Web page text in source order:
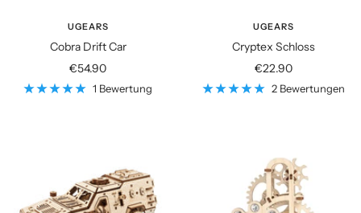
UGEARS
Cobra Drift Car
Angebotspreis
€54.90
1 Bewertung
UGEARS
Cryptex Schloss
Angebotspreis
€22.90
2 Bewertungen